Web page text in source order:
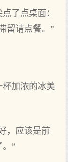
了点桌面：
留请点餐。”
加浓的冰美
，应该是前
”